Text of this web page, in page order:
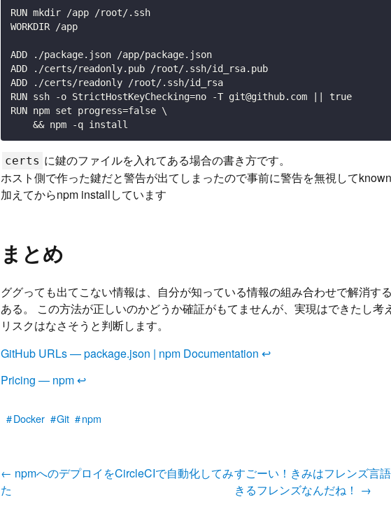
RUN mkdir /app /root/.ssh
WORKDIR /app
ADD ./package.json /app/package.json
ADD ./certs/readonly.pub /root/.ssh/id_rsa.pub
ADD ./certs/readonly /root/.ssh/id_rsa
RUN ssh -o StrictHostKeyChecking=no -T git@github.com || true
RUN npm set progress=false \
    && npm -q install
certs に鍵のファイルを入れてある場合の書き方です。
ホスト側で作った鍵だと警告が出てしまったので事前に警告を無視して
加えてからnpm installしています
まとめ
ググっても出てこない情報は、自分が知っている情報の組み合わせで解消す
ある。 この方法が正しいのかどうか確証がもてませんが、実現はできたし考
リスクはなさそうと判断します。
GitHub URLs — package.json | npm Documentation ↩
Pricing — npm↩
Docker Git npm
← npmへのデプロイをCircleCIで自動化してみ
た
すごーい！きみはフレンズ言
きるフレンズなんだね！ →